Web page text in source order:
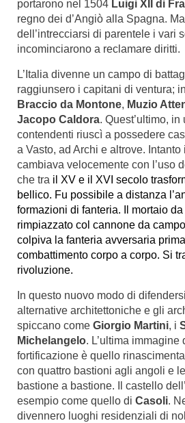
portarono nel 1504 Luigi XII di
regno dei d’Angiò alla Spagna.
dell’intrecciarsi di parentele i vari
incominciarono a reclamare diritti.
L’Italia divenne un campo di
raggiunsero i capitani di ventura;
Braccio da Montone, Muzio
Jacopo Caldora. Quest’ultimo,
contendenti riuscì a possedere
a Vasto, ad Archi e altrove.
cambiava velocemente con l’uso
che tra il XV e il XVI secolo
bellico. Fu possibile a distanza
formazioni di fanteria. Il mortaio
rimpiazzato col cannone da
colpiva la fanteria avversaria
combattimento corpo a corpo. Si
rivoluzione.
In questo nuovo modo di
alternative architettoniche e gli
spiccano come Giorgio Martini, i
Michelangelo. L’ultima immagine
fortificazione è quello
con quattro bastioni agli angoli e
bastione a bastione. Il castello
esempio come quello di Casoli.
divennero luoghi residenziali di